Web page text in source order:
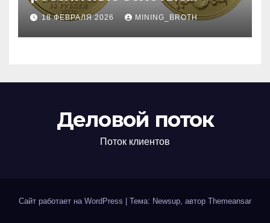
монеты: подробное
руководство
18 ФЕВРАЛЯ 2026 MINING_BROTH
Деловой поток
Поток клиентов
Сайт работает на WordPress Тема: Newsup, автор Themeansar